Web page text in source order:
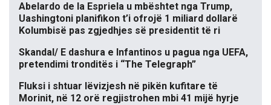
Abelardo de la Espriela u mbështet nga Trump,
Uashingtoni planifikon t’i ofrojë 1 miliard dollarë
Kolumbisë pas zgjedhjes së presidentit të ri
Skandal/ E dashura e Infantinos u pagua nga UEFA,
pretendimi tronditës i “The Telegraph”
Fluksi i shtuar lëvizjesh në pikën kufitare të
Morinit, në 12 orë regjistrohen mbi 41 mijë hyrje